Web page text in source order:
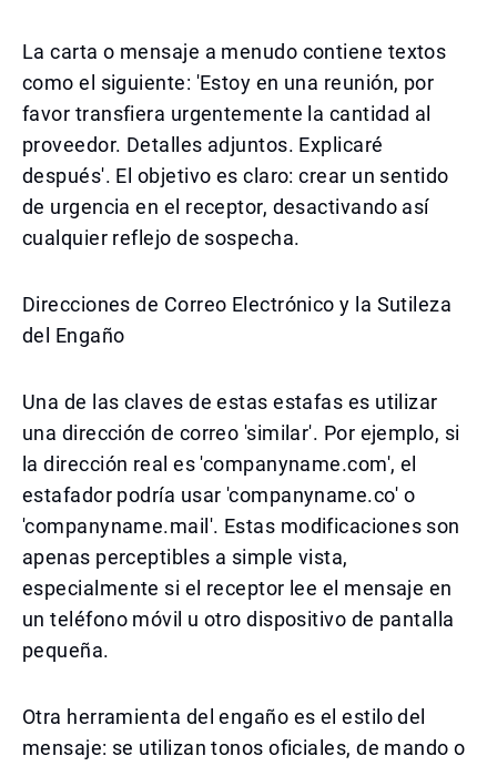
La carta o mensaje a menudo contiene textos
como el siguiente: 'Estoy en una reunión, por
favor transfiera urgentemente la cantidad al
proveedor. Detalles adjuntos. Explicaré
después'. El objetivo es claro: crear un sentido
de urgencia en el receptor, desactivando así
cualquier reflejo de sospecha.
Direcciones de Correo Electrónico y la Sutileza
del Engaño
Una de las claves de estas estafas es utilizar
una dirección de correo 'similar'. Por ejemplo, si
la dirección real es 'companyname.com', el
estafador podría usar 'companyname.co' o
'companyname.mail'. Estas modificaciones son
apenas perceptibles a simple vista,
especialmente si el receptor lee el mensaje en
un teléfono móvil u otro dispositivo de pantalla
pequeña.
Otra herramienta del engaño es el estilo del
mensaje: se utilizan tonos oficiales, de mando o